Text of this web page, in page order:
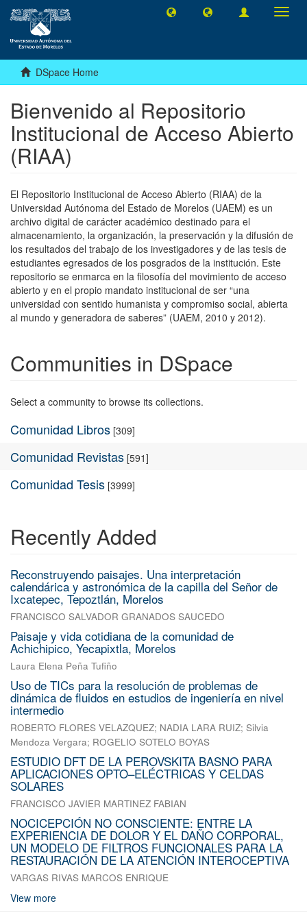
DSpace Home
Bienvenido al Repositorio
Institucional de Acceso Abierto
(RIAA)
El Repositorio Institucional de Acceso Abierto (RIAA) de la
Universidad Autónoma del Estado de Morelos (UAEM) es un
archivo digital de carácter académico destinado para el
almacenamiento, la organización, la preservación y la difusión de
los resultados del trabajo de los investigadores y de las tesis de
estudiantes egresados de los posgrados de la institución. Este
repositorio se enmarca en la filosofía del movimiento de acceso
abierto y en el propio mandato institucional de ser “una
universidad con sentido humanista y compromiso social, abierta
al mundo y generadora de saberes” (UAEM, 2010 y 2012).
Communities in DSpace
Select a community to browse its collections.
Comunidad Libros [309]
Comunidad Revistas [591]
Comunidad Tesis [3999]
Recently Added
Reconstruyendo paisajes. Una interpretación
calendárica y astronómica de la capilla del Señor de
Ixcatepec, Tepoztlán, Morelos
FRANCISCO SALVADOR GRANADOS SAUCEDO
Paisaje y vida cotidiana de la comunidad de
Achichipico, Yecapixtla, Morelos
Laura Elena Peña Tufiño
Uso de TICs para la resolución de problemas de
dinámica de fluidos en estudios de ingeniería en nivel
intermedio
ROBERTO FLORES VELAZQUEZ; NADIA LARA RUIZ; Silvia
Mendoza Vergara; ROGELIO SOTELO BOYAS
ESTUDIO DFT DE LA PEROVSKITA BASNO PARA
APLICACIONES OPTO–ELÉCTRICAS Y CELDAS
SOLARES
FRANCISCO JAVIER MARTINEZ FABIAN
NOCICEPCIÓN NO CONSCIENTE: ENTRE LA
EXPERIENCIA DE DOLOR Y EL DAÑO CORPORAL,
UN MODELO DE FILTROS FUNCIONALES PARA LA
RESTAURACIÓN DE LA ATENCIÓN INTEROCEPTIVA
VARGAS RIVAS MARCOS ENRIQUE
View more